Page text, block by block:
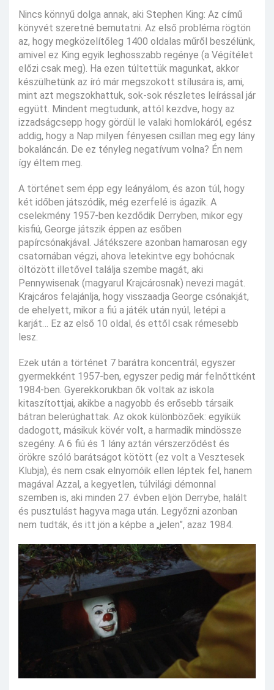
Nincs könnyű dolga annak, aki Stephen King: Az című
könyvét szeretné bemutatni. Az első probléma rögtön
az, hogy megközelítőleg 1400 oldalas műről beszélünk,
amivel ez King egyik leghosszabb regénye (a Végítélet
előzi csak meg). Ha ezen túltettük magunkat, akkor
készülhetünk az író már megszokott stílusára is, ami,
mint azt megszokhattuk, sok-sok részletes leírással jár
együtt. Mindent megtudunk, attól kezdve, hogy az
izzadságcsepp hogy gördül le valaki homlokáról, egész
addig, hogy a Nap milyen fényesen csillan meg egy lány
bokaláncán. De ez tényleg negatívum volna? Én nem
így éltem meg.
A történet sem épp egy leányálom, és azon túl, hogy
két időben játszódik, még ezerfelé is ágazik. A
cselekmény 1957-ben kezdődik Derryben, mikor egy
kisfiú, George játszik éppen az esőben
papírcsónakjával. Játékszere azonban hamarosan egy
csatornában végzi, ahova letekintve egy bohócnak
öltözött illetővel találja szembe magát, aki
Pennywisenak (magyarul Krajcárosnak) nevezi magát.
Krajcáros felajánlja, hogy visszaadja George csónakját,
de ehelyett, mikor a fiú a játék után nyúl, letépi a
karját… Ez az első 10 oldal, és ettől csak rémesebb
lesz.
Ezek után a történet 7 barátra koncentrál, egyszer
gyermekként 1957-ben, egyszer pedig már felnőttként
1984-ben. Gyerekkorukban ők voltak az iskola
kitaszítottjai, akikbe a nagyobb és erősebb társaik
bátran belerúghattak. Az okok különbözőek: egyikük
dadogott, másikuk kövér volt, a harmadik mindössze
szegény. A 6 fiú és 1 lány aztán vérszerződést és
örökre szóló barátságot kötött (ez volt a Vesztesek
Klubja), és nem csak elnyomóik ellen léptek fel, hanem
magával Azzal, a kegyetlen, túlvilági démonnal
szemben is, aki minden 27. évben eljön Derrybe, halált
és pusztulást hagyva maga után. Legyőzni azonban
nem tudták, és itt jön a képbe a „jelen”, azaz 1984.